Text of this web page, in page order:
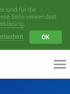
sind für die
Seite verwendest
.
OK